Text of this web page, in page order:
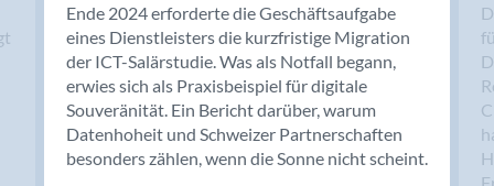
Bendern
Benken (SG)
Bergdietikon
Berlin
Bern
Bern - Liebefeld
Ende 2024 erforderte die Geschäftsaufgabe
eines Dienstleisters die kurzfristige Migration
der ICT-Salärstudie. Was als Notfall begann,
erwies sich als Praxisbeispiel für digitale
Souveränität. Ein Bericht darüber, warum
Datenhoheit und Schweizer Partnerschaften
besonders zählen, wenn die Sonne nicht scheint.